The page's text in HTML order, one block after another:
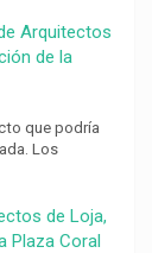
Arquitectos
de la
que podría
Los
de Loja,
Plaza Coral